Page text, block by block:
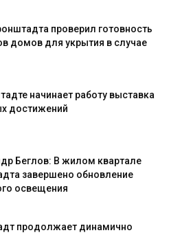
проверил готовность
домов для укрытия в случае
начинает работу выставка
достижений
Беглов: В жилом квартале
завершено обновление
освещения
продолжает динамично